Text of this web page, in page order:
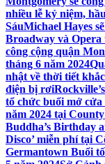
nhiều lễ kỷ niệm,
SáuMichael Hayes
Broadway và
công cộng quận
tháng 6 năm 2024
nhật về thời tiết
điện bị rơi
tổ chức buổi mở
năm 2024 tại
Buddha’s Birthday
Disco’ miễn phí tại
Germantown Buổi